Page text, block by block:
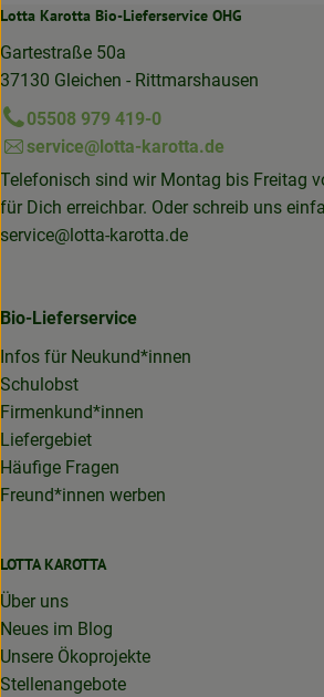
Lotta Karotta Bio-Lieferservice OHG
Gartestraße 50a
37130 Gleichen - Rittmarshausen
05508 979 419-0
service@lotta-karotta.de
Telefonisch sind wir Montag bis Freitag
für Dich erreichbar. Oder schreib uns
service@lotta-karotta.de
Bio-Lieferservice
Infos für Neukund*innen
Schulobst
Firmenkund*innen
Liefergebiet
Häufige Fragen
Freund*innen werben
LOTTA KAROTTA
Über uns
Neues im Blog
Unsere Ökoprojekte
Stellenangebote